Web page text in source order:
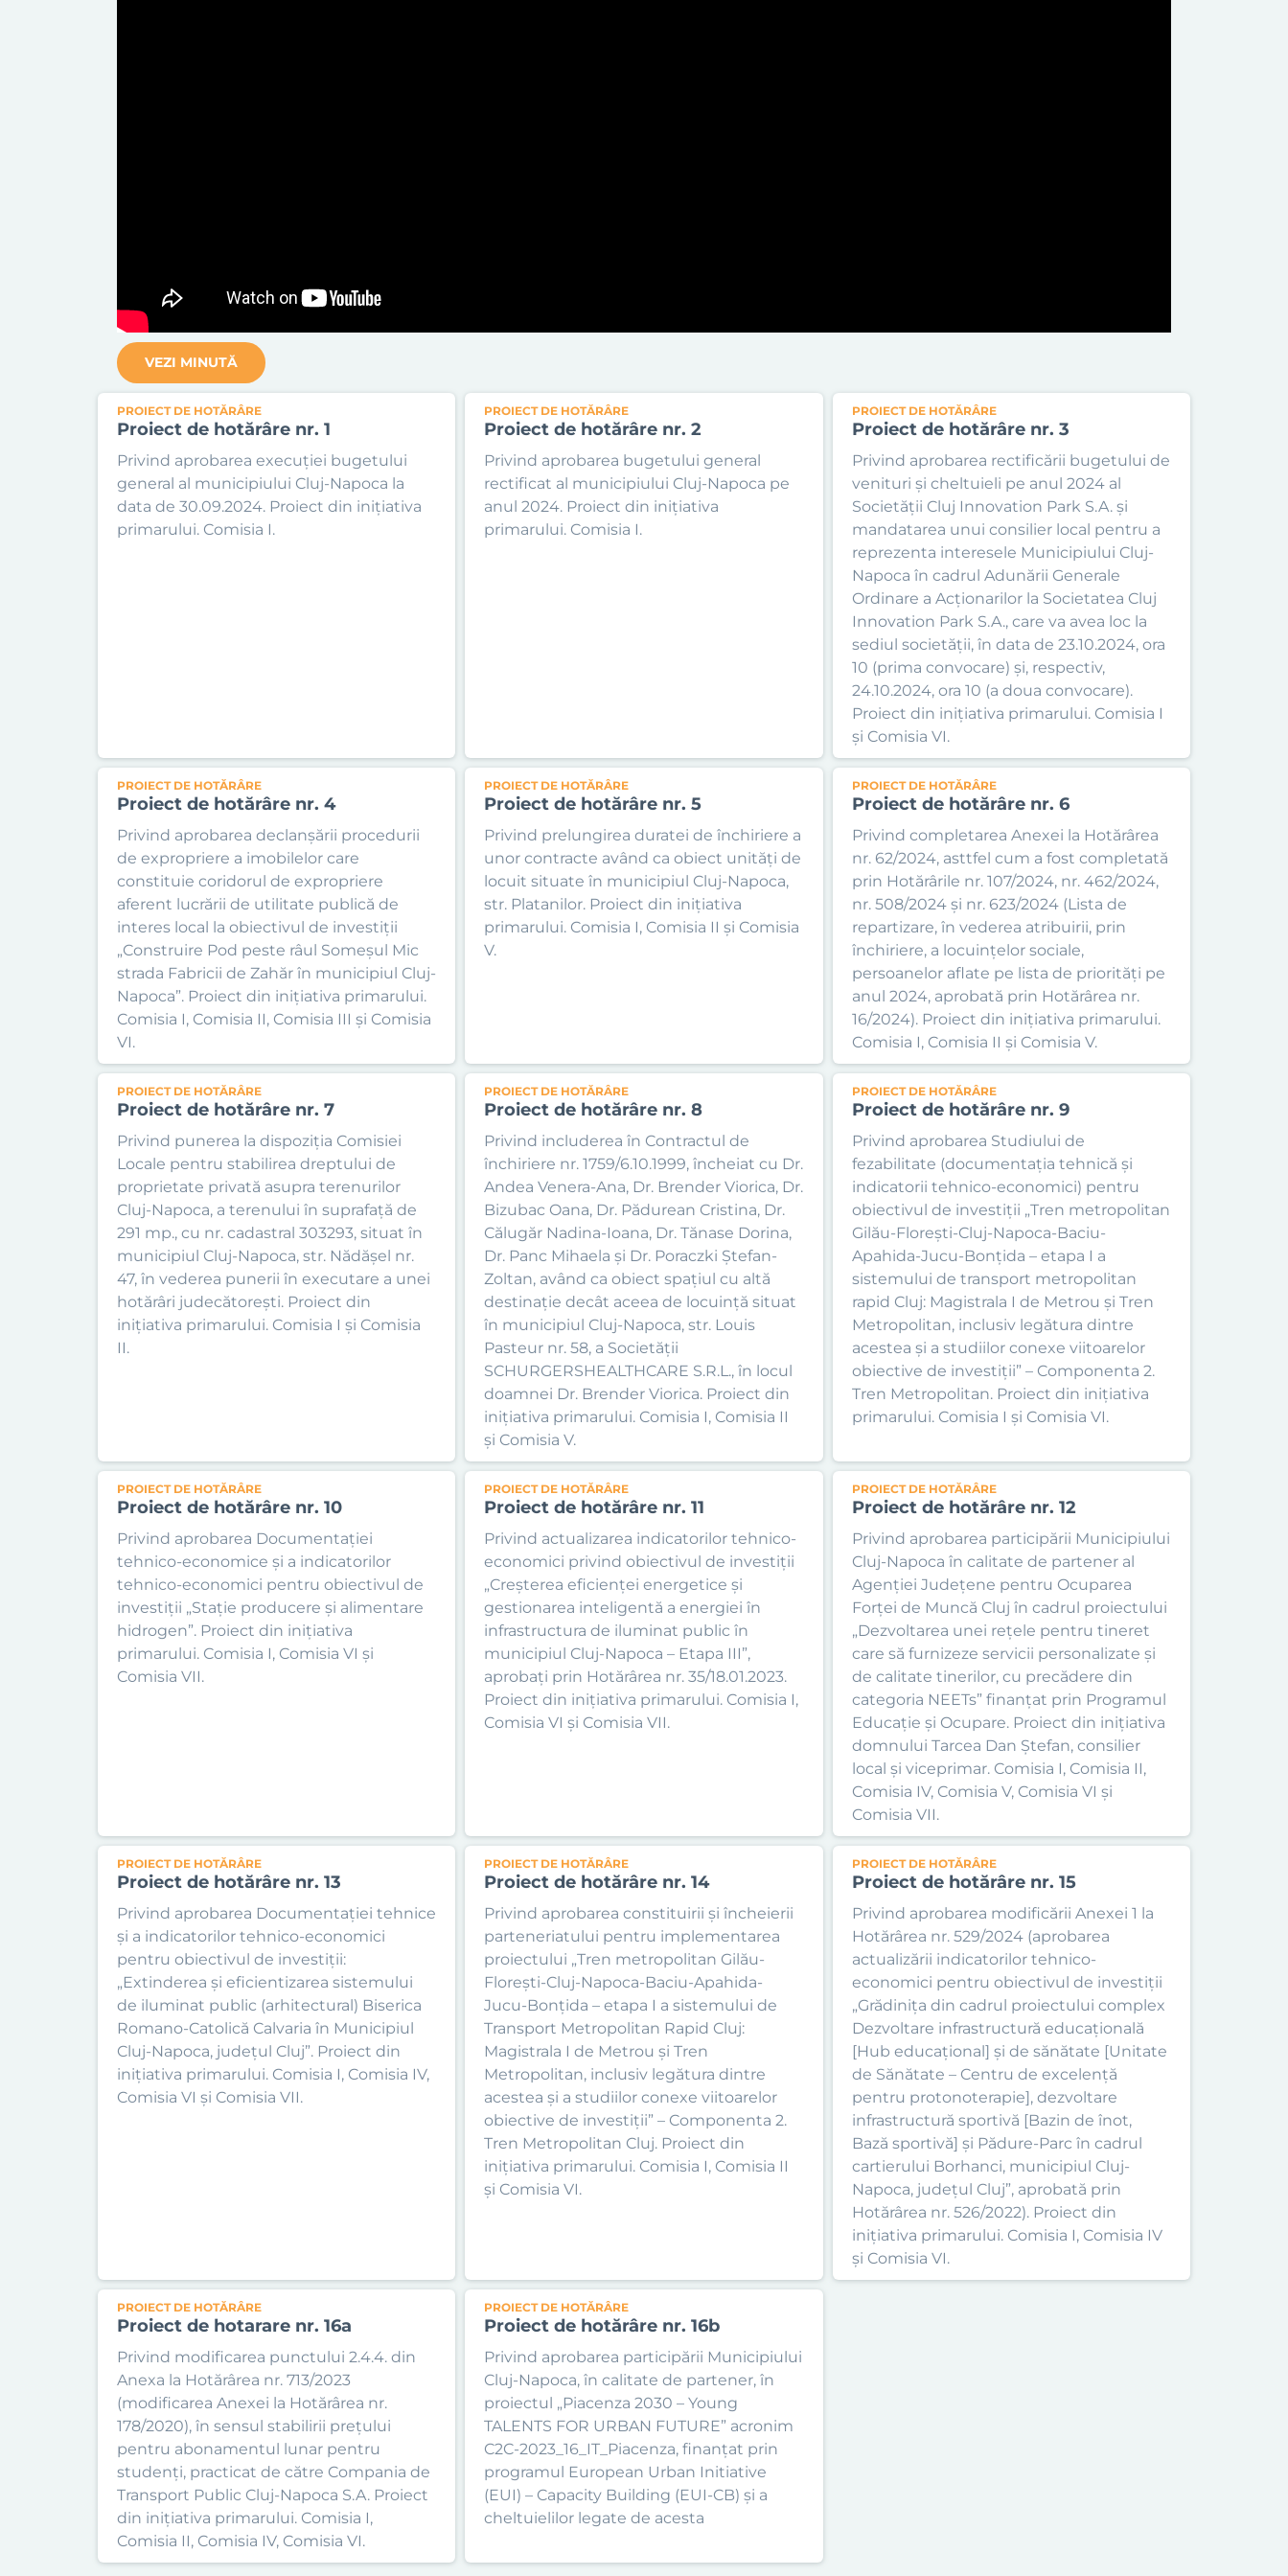
VEZI MINUTĂ
PROIECT DE HOTĂRÂRE
Proiect de hotărâre nr. 1
Privind aprobarea execuției bugetului
general al municipiului Cluj-Napoca la
data de 30.09.2024. Proiect din inițiativa
primarului. Comisia I.
PROIECT DE HOTĂRÂRE
Proiect de hotărâre nr. 2
Privind aprobarea bugetului general
rectificat al municipiului Cluj-Napoca pe
anul 2024. Proiect din inițiativa
primarului. Comisia I.
PROIECT DE HOTĂRÂRE
Proiect de hotărâre nr. 3
Privind aprobarea rectificării bugetului de
venituri și cheltuieli pe anul 2024 al
Societății Cluj Innovation Park S.A. și
mandatarea unui consilier local pentru a
reprezenta interesele Municipiului Cluj-
Napoca în cadrul Adunării Generale
Ordinare a Acționarilor la Societatea Cluj
Innovation Park S.A., care va avea loc la
sediul societății, în data de 23.10.2024, ora
10 (prima convocare) și, respectiv,
24.10.2024, ora 10 (a doua convocare).
Proiect din inițiativa primarului. Comisia I
și Comisia VI.
PROIECT DE HOTĂRÂRE
Proiect de hotărâre nr. 4
Privind aprobarea declanșării procedurii
de expropriere a imobilelor care
constituie coridorul de expropriere
aferent lucrării de utilitate publică de
interes local la obiectivul de investiții
„Construire Pod peste râul Someșul Mic
strada Fabricii de Zahăr în municipiul Cluj-
Napoca”. Proiect din inițiativa primarului.
Comisia I, Comisia II, Comisia III și Comisia
VI.
PROIECT DE HOTĂRÂRE
Proiect de hotărâre nr. 5
Privind prelungirea duratei de închiriere a
unor contracte având ca obiect unități de
locuit situate în municipiul Cluj-Napoca,
str. Platanilor. Proiect din inițiativa
primarului. Comisia I, Comisia II și Comisia
V.
PROIECT DE HOTĂRÂRE
Proiect de hotărâre nr. 6
Privind completarea Anexei la Hotărârea
nr. 62/2024, asttfel cum a fost completată
prin Hotărârile nr. 107/2024, nr. 462/2024,
nr. 508/2024 și nr. 623/2024 (Lista de
repartizare, în vederea atribuirii, prin
închiriere, a locuințelor sociale,
persoanelor aflate pe lista de priorități pe
anul 2024, aprobată prin Hotărârea nr.
16/2024). Proiect din inițiativa primarului.
Comisia I, Comisia II și Comisia V.
PROIECT DE HOTĂRÂRE
Proiect de hotărâre nr. 7
Privind punerea la dispoziția Comisiei
Locale pentru stabilirea dreptului de
proprietate privată asupra terenurilor
Cluj-Napoca, a terenului în suprafață de
291 mp., cu nr. cadastral 303293, situat în
municipiul Cluj-Napoca, str. Nădășel nr.
47, în vederea punerii în executare a unei
hotărâri judecătorești. Proiect din
inițiativa primarului. Comisia I și Comisia
II.
PROIECT DE HOTĂRÂRE
Proiect de hotărâre nr. 8
Privind includerea în Contractul de
închiriere nr. 1759/6.10.1999, încheiat cu Dr.
Andea Venera-Ana, Dr. Brender Viorica, Dr.
Bizubac Oana, Dr. Pădurean Cristina, Dr.
Călugăr Nadina-Ioana, Dr. Tănase Dorina,
Dr. Panc Mihaela și Dr. Poraczki Ștefan-
Zoltan, având ca obiect spațiul cu altă
destinație decât aceea de locuință situat
în municipiul Cluj-Napoca, str. Louis
Pasteur nr. 58, a Societății
SCHURGERSHEALTHCARE S.R.L., în locul
doamnei Dr. Brender Viorica. Proiect din
inițiativa primarului. Comisia I, Comisia II
și Comisia V.
PROIECT DE HOTĂRÂRE
Proiect de hotărâre nr. 9
Privind aprobarea Studiului de
fezabilitate (documentația tehnică și
indicatorii tehnico-economici) pentru
obiectivul de investiții „Tren metropolitan
Gilău-Florești-Cluj-Napoca-Baciu-
Apahida-Jucu-Bonțida – etapa I a
sistemului de transport metropolitan
rapid Cluj: Magistrala I de Metrou și Tren
Metropolitan, inclusiv legătura dintre
acestea și a studiilor conexe viitoarelor
obiective de investiții” – Componenta 2.
Tren Metropolitan. Proiect din inițiativa
primarului. Comisia I și Comisia VI.
PROIECT DE HOTĂRÂRE
Proiect de hotărâre nr. 10
Privind aprobarea Documentației
tehnico-economice și a indicatorilor
tehnico-economici pentru obiectivul de
investiții „Stație producere și alimentare
hidrogen”. Proiect din inițiativa
primarului. Comisia I, Comisia VI și
Comisia VII.
PROIECT DE HOTĂRÂRE
Proiect de hotărâre nr. 11
Privind actualizarea indicatorilor tehnico-
economici privind obiectivul de investiții
„Creșterea eficienței energetice și
gestionarea inteligentă a energiei în
infrastructura de iluminat public în
municipiul Cluj-Napoca – Etapa III”,
aprobați prin Hotărârea nr. 35/18.01.2023.
Proiect din inițiativa primarului. Comisia I,
Comisia VI și Comisia VII.
PROIECT DE HOTĂRÂRE
Proiect de hotărâre nr. 12
Privind aprobarea participării Municipiului
Cluj-Napoca în calitate de partener al
Agenției Județene pentru Ocuparea
Forței de Muncă Cluj în cadrul proiectului
„Dezvoltarea unei rețele pentru tineret
care să furnizeze servicii personalizate și
de calitate tinerilor, cu precădere din
categoria NEETs” finanțat prin Programul
Educație și Ocupare. Proiect din inițiativa
domnului Tarcea Dan Ștefan, consilier
local și viceprimar. Comisia I, Comisia II,
Comisia IV, Comisia V, Comisia VI și
Comisia VII.
PROIECT DE HOTĂRÂRE
Proiect de hotărâre nr. 13
Privind aprobarea Documentației tehnice
și a indicatorilor tehnico-economici
pentru obiectivul de investiții:
„Extinderea și eficientizarea sistemului
de iluminat public (arhitectural) Biserica
Romano-Catolică Calvaria în Municipiul
Cluj-Napoca, județul Cluj”. Proiect din
inițiativa primarului. Comisia I, Comisia IV,
Comisia VI și Comisia VII.
PROIECT DE HOTĂRÂRE
Proiect de hotărâre nr. 14
Privind aprobarea constituirii și încheierii
parteneriatului pentru implementarea
proiectului „Tren metropolitan Gilău-
Florești-Cluj-Napoca-Baciu-Apahida-
Jucu-Bonțida – etapa I a sistemului de
Transport Metropolitan Rapid Cluj:
Magistrala I de Metrou și Tren
Metropolitan, inclusiv legătura dintre
acestea și a studiilor conexe viitoarelor
obiective de investiții” – Componenta 2.
Tren Metropolitan Cluj. Proiect din
inițiativa primarului. Comisia I, Comisia II
și Comisia VI.
PROIECT DE HOTĂRÂRE
Proiect de hotărâre nr. 15
Privind aprobarea modificării Anexei 1 la
Hotărârea nr. 529/2024 (aprobarea
actualizării indicatorilor tehnico-
economici pentru obiectivul de investiții
„Grădinița din cadrul proiectului complex
Dezvoltare infrastructură educațională
[Hub educațional] și de sănătate [Unitate
de Sănătate – Centru de excelență
pentru protonoterapie], dezvoltare
infrastructură sportivă [Bazin de înot,
Bază sportivă] și Pădure-Parc în cadrul
cartierului Borhanci, municipiul Cluj-
Napoca, județul Cluj”, aprobată prin
Hotărârea nr. 526/2022). Proiect din
inițiativa primarului. Comisia I, Comisia IV
și Comisia VI.
PROIECT DE HOTĂRÂRE
Proiect de hotarare nr. 16a
Privind modificarea punctului 2.4.4. din
Anexa la Hotărârea nr. 713/2023
(modificarea Anexei la Hotărârea nr.
178/2020), în sensul stabilirii prețului
pentru abonamentul lunar pentru
studenți, practicat de către Compania de
Transport Public Cluj-Napoca S.A. Proiect
din inițiativa primarului. Comisia I,
Comisia II, Comisia IV, Comisia VI.
PROIECT DE HOTĂRÂRE
Proiect de hotărâre nr. 16b
Privind aprobarea participării Municipiului
Cluj-Napoca, în calitate de partener, în
proiectul „Piacenza 2030 – Young
TALENTS FOR URBAN FUTURE” acronim
C2C-2023_16_IT_Piacenza, finanțat prin
programul European Urban Initiative
(EUI) – Capacity Building (EUI-CB) și a
cheltuielilor legate de acesta